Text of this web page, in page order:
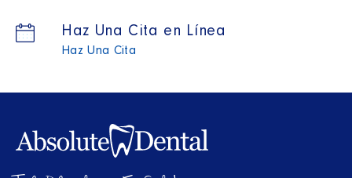
Haz Una Cita en Línea
Haz Una Cita